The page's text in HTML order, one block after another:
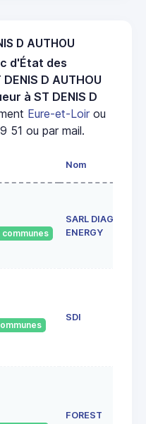
D AUTHOU
d'État des
D AUTHOU
à ST DENIS D
Eure-et-Loir ou
51 ou par mail.
Nom
communes
SARL DIAG
ENERGY
SDI
FOREST